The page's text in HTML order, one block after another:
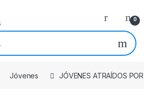
0
Jóvenes JÓVENES ATRAÍDOS